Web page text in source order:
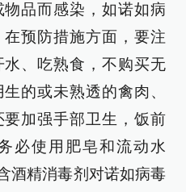
品而感染，如诺如病
预防措施方面，要注
、吃熟食，不购买无
的或未熟透的禽肉、
加强手部卫生，饭前
必使用肥皂和流动水
酒精消毒剂对诺如病毒